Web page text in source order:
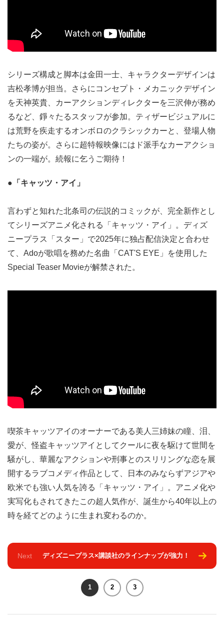
シリーズ構成と脚本は金田一士、キャラクターデザインは
吉松孝博が担当。さらにコンセプト・メカニックデザイン
を天神英貴、カーアクションディレクターを三沢伸が務め
るなど、錚々たるスタッフが参加。ティザービジュアルに
は荒野を疾走するオンボロのクラシックカーと、登場人物
たちの姿が。さらに超特報映像にはド派手なカーアクショ
ンの一端が。続報に乞うご期待！
●「キャッツ・アイ」
言わずと知れた北条司の伝説的コミックが、完全新作とし
てシリーズアニメ化される「キャッツ・アイ」。ディズ
ニープラス「スター」で2025年に独占配信決定と合わせ
て、Adoが歌唱を務めた名曲「CAT'S EYE」を使用した
Special Teaser Movieが解禁された。
喫茶キャッツアイのオーナーである美人三姉妹の瞳、泪、
愛が、怪盗キャッツアイとしてクールに夜を駆けて世間を
騒がし、華麗なアクションや刑事とのスリリングな恋を展
開するラブコメディ作品として、日本のみならずアジアや
欧米でも強い人気を誇る「キャッツ・アイ」。アニメ化や
実写化もされてきたこの超人気作が、誕生から40年以上の
時を経てどのように生まれ変わるのか。
Next ディズニープラス×講談社のラインナップが強力！
1 2 3